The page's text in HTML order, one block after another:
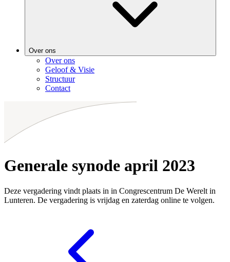
Over ons
Over ons
Geloof & Visie
Structuur
Contact
Generale synode april 2023
Deze vergadering vindt plaats in in Congrescentrum De Werelt in
Lunteren. De vergadering is vrijdag en zaterdag online te volgen.